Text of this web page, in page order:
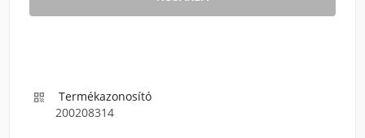

Termékazonosító
200208314